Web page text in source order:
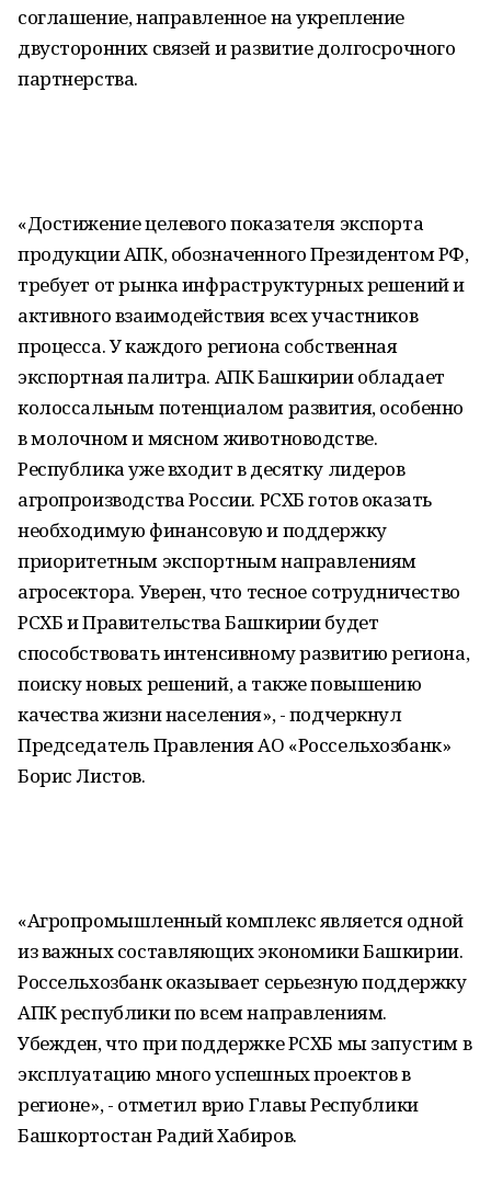
соглашение, направленное на укрепление
двусторонних связей и развитие долгосрочного
партнерства.
«Достижение целевого показателя экспорта
продукции АПК, обозначенного Президентом РФ,
требует от рынка инфраструктурных решений и
активного взаимодействия всех участников
процесса. У каждого региона собственная
экспортная палитра. АПК Башкирии обладает
колоссальным потенциалом развития, особенно
в молочном и мясном животноводстве.
Республика уже входит в десятку лидеров
агропроизводства России. РСХБ готов оказать
необходимую финансовую и поддержку
приоритетным экспортным направлениям
агросектора. Уверен, что тесное сотрудничество
РСХБ и Правительства Башкирии будет
способствовать интенсивному развитию региона,
поиску новых решений, а также повышению
качества жизни населения», - подчеркнул
Председатель Правления АО «Россельхозбанк»
Борис Листов.
«Агропромышленный комплекс является одной
из важных составляющих экономики Башкирии.
Россельхозбанк оказывает серьезную поддержку
АПК республики по всем направлениям.
Убежден, что при поддержке РСХБ мы запустим в
эксплуатацию много успешных проектов в
регионе», - отметил врио Главы Республики
Башкортостан Радий Хабиров.